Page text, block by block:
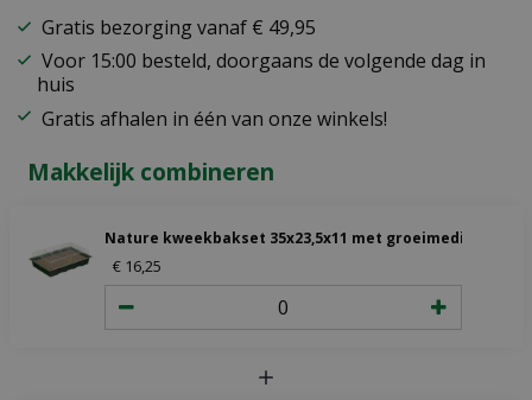
Gratis bezorging vanaf € 49,95
Voor 15:00 besteld, doorgaans de volgende dag in
huis
Gratis afhalen in één van onze winkels!
Makkelijk combineren
Nature kweekbakset 35x23,5x11 met groeimedium
€ 16 25